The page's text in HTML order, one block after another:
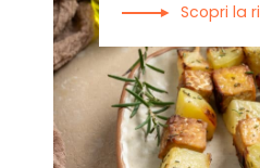
Scopri la